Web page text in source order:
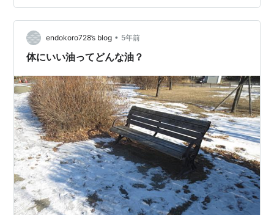
配信済み（既に1年半も経過）ですが、本報では改めて、
油の違いを押さえた上で、上記(*)の新しい情報も含めて
更新リブログします。 食用油…
endokoro728’s blog • 5年前
体にいい油ってどんな油？